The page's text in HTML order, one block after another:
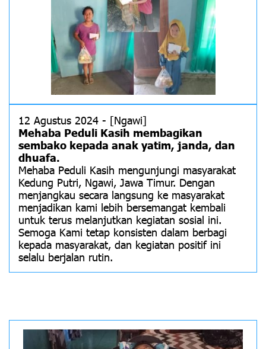
12 Agustus 2024 - [Ngawi]
Mehaba Peduli Kasih membagikan
sembako kepada anak yatim, janda, dan
dhuafa.
Mehaba Peduli Kasih mengunjungi masyarakat
Kedung Putri, Ngawi, Jawa Timur. Dengan
menjangkau secara langsung ke masyarakat
menjadikan kami lebih bersemangat kembali
untuk terus melanjutkan kegiatan sosial ini.
Semoga Kami tetap konsisten dalam berbagi
kepada masyarakat, dan kegiatan positif ini
selalu berjalan rutin.